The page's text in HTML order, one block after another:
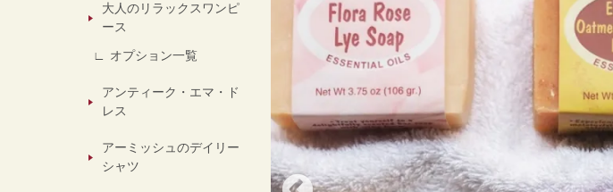
大人のリラックスワンピ
ース
オプション一覧
アンティーク・エマ・ド
レス
アーミッシュのデイリー
シャツ